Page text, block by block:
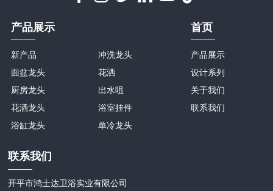
产品展示
新产品
面盆龙头
厨房龙头
花洒龙头
浴缸龙头
冲洗龙头
花洒
出水咀
浴室挂件
单冷龙头
首页
产品展示
设计系列
关于我们
联系我们
联系我们
开平市鸿士达卫浴实业有限公司